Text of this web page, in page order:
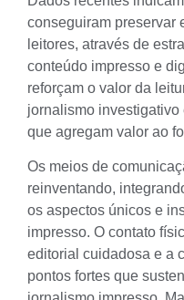
conseguiram preservar
leitores, através de
conteúdo impresso e
reforçam o valor da
jornalismo investigativo
que agregam valor ao
Os meios de
reinventando,
os aspectos únicos e
impresso. O contato
editorial cuidadosa e a
pontos fortes que